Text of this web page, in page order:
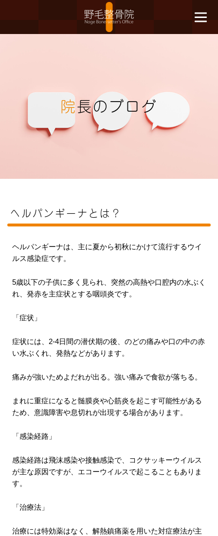
院長のブログ
ヘルパンギーナとは？
ヘルパンギーナは、主に夏から初秋にかけて流行するウイ
ルス感染症です。
5歳以下の子供に多く見られ、突然の高熱や口腔内の水ぶく
れ、発赤を主症状とする咽頭炎です。
「症状」
症状には、2-4日間の潜伏期の後、のどの痛みや口の中の赤
い水ぶくれ、発熱などがあります。
痛みが強いためよだれが出る。強い痛みで食欲が落ちる。
まれに重症になると髄膜炎や心筋炎を起こす可能性がある
ため、意識障害や息切れが出現する場合があります。
「感染経路」
感染経路は飛沫感染や接触感染で、コクサッキーウイルス
が主な原因ですが、エコーウイルスで起こることもありま
す。
「治療法」
治療には特効薬はなく、解熱鎮痛薬を用いた対症療法が主